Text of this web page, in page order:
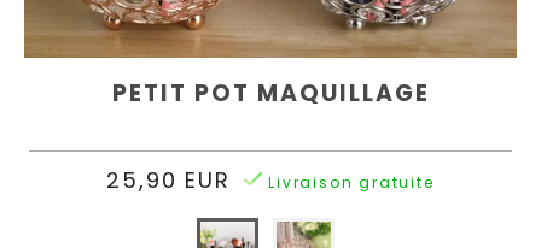
Rangement
Acrylique
Support
Pour
COLIS
PETIT POT MAQUILLAGE
25,90 EUR Livraison gratuite